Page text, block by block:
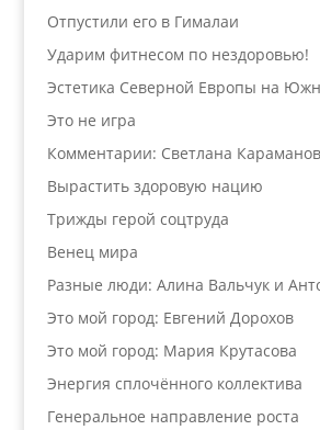
Отпустили его в Гималаи
Ударим фитнесом по нездоровью!
Эстетика Северной Европы на
Это не игра
Комментарии: Светлана
Вырастить здоровую нацию
Трижды герой соцтруда
Венец мира
Разные люди: Алина Вальчук и
Это мой город: Евгений Дорохов
Это мой город: Мария Крутасова
Энергия сплочённого коллектива
Генеральное направление роста